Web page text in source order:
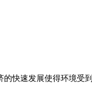
快速发展使得环境